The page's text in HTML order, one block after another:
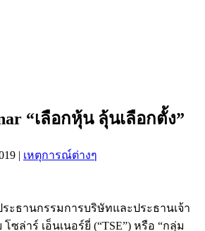
“เลือกหุ้น ลุ้นเลือกตั้ง”
| เหตุการณ์ต่างๆ
ะธานกรรมการบริษัทและประธานเจ้า
ซล่าร์ เอ็นเนอร์ยี่ (“TSE”) หรือ “กลุ่ม